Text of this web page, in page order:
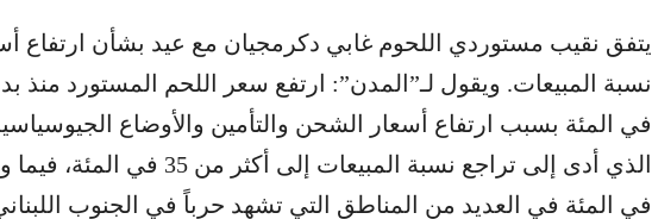
يتفق نقيب مستوردي اللحوم غابي دكرمجيان مع عيد بشأن ارتفاع
في المئة بسبب ارتفاع أسعار الشحن والتأمين والأوضاع الجيوسياسية
في المئة في العديد من المناطق التي تشهد حرباً في الجنوب